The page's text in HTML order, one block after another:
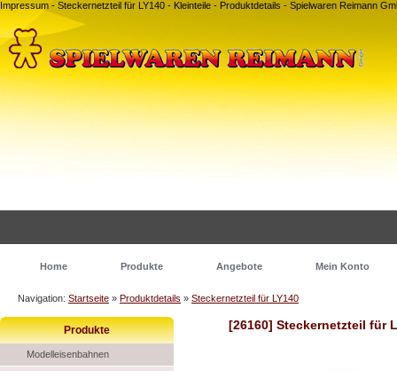
Impressum - Steckernetzteil für LY140 - Kleinteile - Produktdetails - Spielwaren Reimann
Home Produkte Angebote Mein Konto
Navigation: Startseite » Produktdetails » Steckernetzteil für LY140
Produkte
Modelleisenbahnen
[26160] Steckernetzteil für